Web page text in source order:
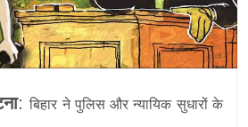
:बिहार ने पुलिस और न्यायिक सुधारों के